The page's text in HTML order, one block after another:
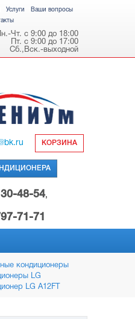
Услуги
Ваши вопросы
Чт. с 9:00 до 18:00
Пт. с 9:00 до 17:00
Сб.,Вск.-выходной
КОРЗИНА
48-54,
71-71
кондиционеры
LG
LG A12FT